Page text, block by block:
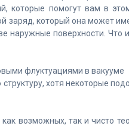
которые помогут вам в
заряд, который она может
наружные поверхности. Что
флуктуациями в вакууме
хотя некоторые
возможных, так и чисто